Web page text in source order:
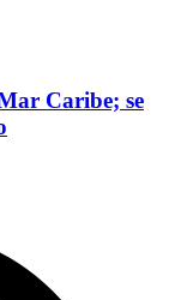
Caribe; se